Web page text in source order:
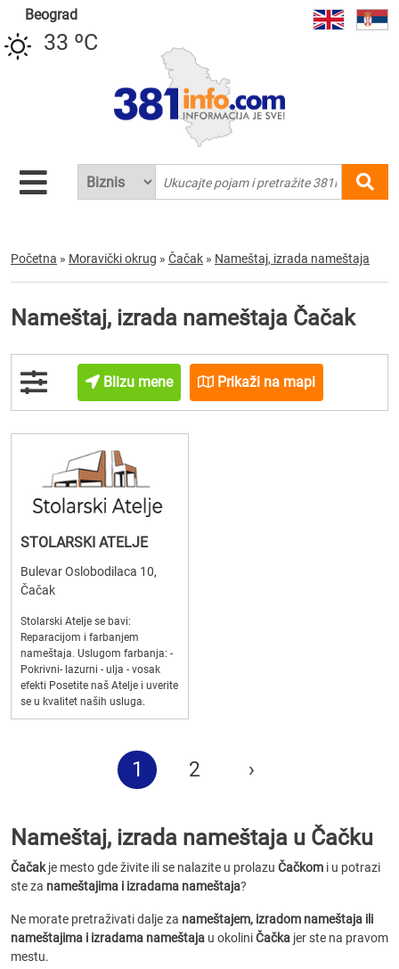
Beograd
33 ºC
Početna » Moravički okrug » Čačak » Nameštaj, izrada nameštaja
Nameštaj, izrada nameštaja Čačak
Blizu mene Prikaži na mapi
STOLARSKI ATELJE
Bulevar Oslobodilaca 10,
Čačak
Stolarski Atelje se bavi:
Reparacijom i farbanjem
nameštaja. Uslugom farbanja: -
Pokrivni- lazurni - ulja - vosak
efekti Posetite naš Atelje i uverite
se u kvalitet naših usluga.
1 2 ›
Nameštaj, izrada nameštaja u Čačku
Čačakje mesto gde živite ili se nalazite u prolazu Čačkom i u potrazi
ste za nameštajima i izradama nameštaja?
Ne morate pretraživati dalje za nameštajem, izradom nameštaja ili
nameštajima i izradama nameštaja u okoliniČačka jer ste na pravom
mestu.